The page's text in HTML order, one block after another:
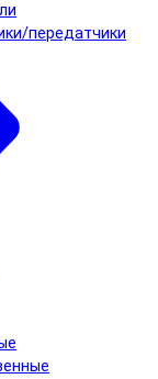
передатчики